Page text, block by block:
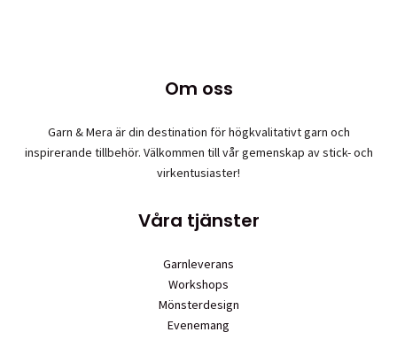
Om oss
Garn & Mera är din destination för högkvalitativt garn och
inspirerande tillbehör. Välkommen till vår gemenskap av stick- och
virkentusiaster!
Våra tjänster
Garnleverans
Workshops
Mönsterdesign
Evenemang